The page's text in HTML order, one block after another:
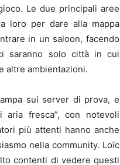
Le due principali aree
loro per dare alla mappa
in un saloon, facendo
saranno solo città in cui
altre ambientazioni.
sui server di prova, e
fresca”, con notevoli
più attenti hanno anche
nella community. Loïc
contenti di vedere questi